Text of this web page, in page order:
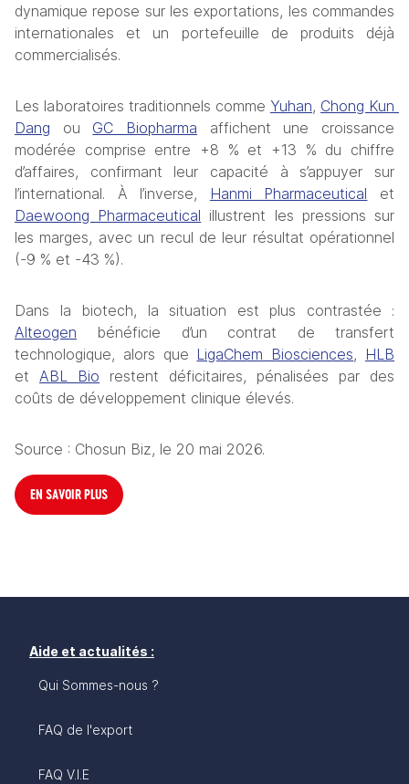
dynamique repose sur les exportations, les commandes
internationales et un portefeuille de produits déjà
commercialisés.
Les laboratoires traditionnels comme Yuhan, Chong Kun
Dang ou GC Biopharma affichent une croissance
modérée comprise entre +8 % et +13 % du chiffre
d’affaires, confirmant leur capacité à s’appuyer sur
l’international. À l’inverse,
Hanmi Pharmaceutical
Daewoong Pharmaceutical illustrent les pressions sur
les marges, avec un recul de leur résultat opérationnel
(-9 % et -43 %).
Alteogen bénéficie d’un contrat de transfert
technologique, alors que LigaChem Biosciences, HLB
et ABL Bio restent déficitaires, pénalisées par des
coûts de développement clinique élevés.
Source : Chosun Biz, le 20 mai 2026.
EN SAVOIR PLUS
Aide et actualités :
Qui Sommes-nous ?
FAQ de l'export
FAQ V.I.E